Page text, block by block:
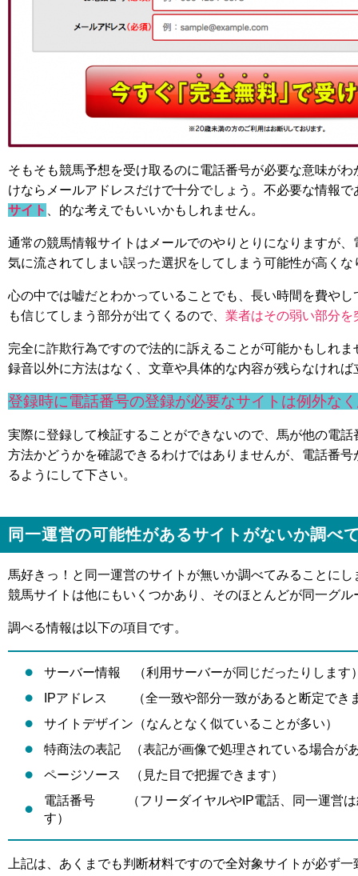
そもそも競馬予想を受け取るのに電話番号が必要な意味が
けならメールアドレスだけで十分でしょう。不必要な情報で
サイト
、的な考えでもいいかもしれません。
通常の競馬情報サイトはメールでのやりとりになりますが
気に流されてしまい誤った選択をしてしまう可能性が高くな
心の中では嘘だとわかっていることでも、長い時間を費や
も信じてしまう部分が出てくるので、 業者はその弱い部分
完全に詐欺行為ですので法的に訴えることが可能かもしれ
録音以外に方法はなく、文章や具体的な内容が残らなけれ
登録時に電話番号の登録が必要なサイトは例外な
実際に登録して検証することができないので、馬が他の電
方法かどうかを確認できるわけではありませんが、電話番
るようにして下さい。
同一運営の可能性があるサイトがないか調べ
馬好きっ！と同一運営のサイトが無いか調べてみることに
競馬サイトは他にもいくつかあり、そのほとんどが同一グ
調べる情報は以下の項目です。
サーバー情報 （利用サーバーが同じだったりします
IPアドレス （全一致や部分一致があると断定でき
サイトデザイン（なんとなく似ていることが多い）
特商法の表記 （表記が画像で処理されている場合が
ページソース （見た目で把握できます）
電話番号 （フリーダイヤルやIP電話、同一運営は
す）
上記は、あくまでも判断材料ですので全対象サイトが必ず